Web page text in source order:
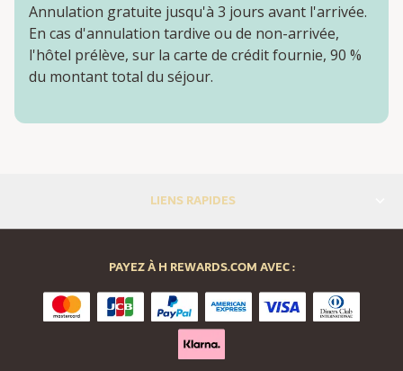
Annulation gratuite jusqu'à 3 jours avant l'arrivée.
En cas d'annulation tardive ou de non-arrivée,
l'hôtel prélève, sur la carte de crédit fournie, 90 %
du montant total du séjour.
LIENS RAPIDES
PAYEZ À H REWARDS.COM AVEC :